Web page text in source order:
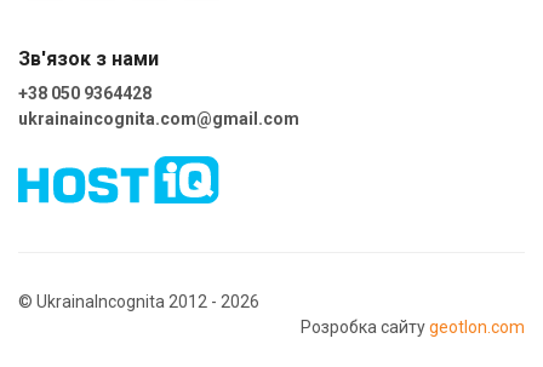
Зв'язок з нами
+38 050 9364428
ukrainaincognita.com@gmail.com
© UkrainaIncognita 2012 - 2026
Розробка сайтуgeotlon.com